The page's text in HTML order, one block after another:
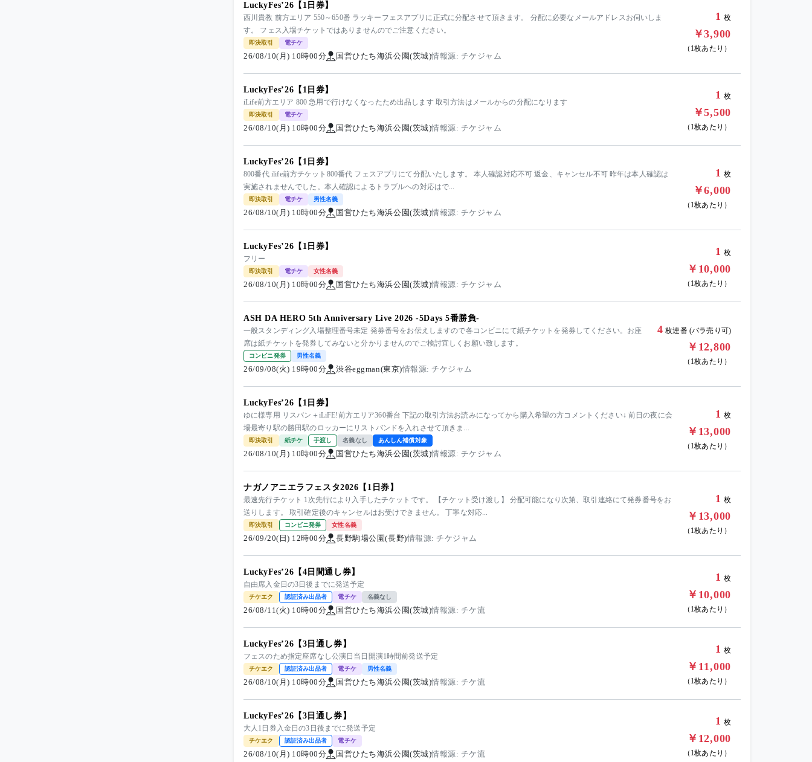
LuckyFes’26【1日券】
西川貴教 前方エリア 550～650番 ラッキーフェスアプリに正式に分配させて頂きます。 分配に必要なメールアドレスお伺いしま
す。 フェス入場チケットではありませんのでご注意ください。
即決取引 電チケ
26/08/10(月) 10時00分 国営ひたち海浜公園(茨城)情報源: チケジャム
1 枚
￥3,900
（1枚あたり）
LuckyFes’26【1日券】
iLife前方エリア 800 急用で行けなくなったため出品します 取引方法はメールからの分配になります
即決取引 電チケ
26/08/10(月) 10時00分 国営ひたち海浜公園(茨城)情報源: チケジャム
1 枚
￥5,500
（1枚あたり）
LuckyFes’26【1日券】
800番代 ilife前方チケット800番代 フェスアプリにて分配いたします。 本人確認対応不可 返金、キャンセル不可 昨年は本人確認は
実施されませんでした。本人確認によるトラブルへの対応はで...
即決取引 電チケ 男性名義
26/08/10(月) 10時00分 国営ひたち海浜公園(茨城)情報源: チケジャム
1 枚
￥6,000
（1枚あたり）
LuckyFes’26【1日券】
フリー
即決取引 電チケ 女性名義
26/08/10(月) 10時00分 国営ひたち海浜公園(茨城)情報源: チケジャム
1 枚
￥10,000
（1枚あたり）
ASH DA HERO 5th Anniversary Live 2026 -5Days 5番勝負-
一般スタンディング入場整理番号未定 発券番号をお伝えしますので各コンビニにて紙チケットを発券してください。お座
席は紙チケットを発券してみないと分かりませんのでご検討宜しくお願い致します。
コンビニ発券 男性名義
26/09/08(火) 19時00分 渋谷eggman(東京)情報源: チケジャム
4 枚連番 (バラ売り可)
￥12,800
（1枚あたり）
LuckyFes’26【1日券】
ゆに様専用 リスバン＋iLiFE!前方エリア360番台 下記の取引方法お読みになってから購入希望の方コメントください↓ 前日の夜に会
場最寄り駅の勝田駅のロッカーにリストバンドを入れさせて頂きま...
即決取引 紙チケ 手渡し 名義なし あんしん補償対象
26/08/10(月) 10時00分 国営ひたち海浜公園(茨城)情報源: チケジャム
1 枚
￥13,000
（1枚あたり）
ナガノアニエラフェスタ2026【1日券】
最速先行チケット 1次先行により入手したチケットです。 【チケット受け渡し】 分配可能になり次第、取引連絡にて発券番号をお
送りします。 取引確定後のキャンセルはお受けできません。 丁寧な対応...
即決取引 コンビニ発券 女性名義
26/09/20(日) 12時00分 長野駒場公園(長野)情報源: チケジャム
1 枚
￥13,000
（1枚あたり）
LuckyFes’26【4日間通し券】
自由席入金日の3日後までに発送予定
チケエク 認証済み出品者 電チケ 名義なし
26/08/11(火) 10時00分 国営ひたち海浜公園(茨城)情報源: チケ流
1 枚
￥10,000
（1枚あたり）
LuckyFes’26【3日通し券】
フェスのため指定座席なし公演日当日開演1時間前発送予定
チケエク 認証済み出品者 電チケ 男性名義
26/08/10(月) 10時00分 国営ひたち海浜公園(茨城)情報源: チケ流
1 枚
￥11,000
（1枚あたり）
LuckyFes’26【3日通し券】
大人1日券入金日の3日後までに発送予定
チケエク 認証済み出品者 電チケ
26/08/10(月) 10時00分 国営ひたち海浜公園(茨城)情報源: チケ流
1 枚
￥12,000
（1枚あたり）